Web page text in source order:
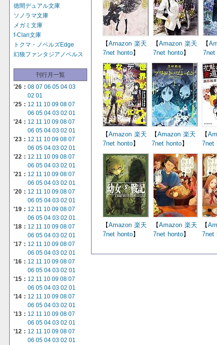
徳間デュアル文庫
ソノラマ文庫
メガミ文庫
f-Clan文庫
トクマ・ノベルズEdge
幻狼ファンタジアノベルス
刊行月一覧
'26： 08 07 06 05 04 03
02 01
'25： 12 11 10 09 08 07
06 05 04 03 02 01
'24： 12 11 10 09 08 07
06 05 04 03 02 01
'23： 12 11 10 09 08 07
06 05 04 03 02 01
'22： 12 11 10 09 08 07
06 05 04 03 02 01
'21： 12 11 10 09 08 07
06 05 04 03 02 01
'20： 12 11 10 09 08 07
06 05 04 03 02 01
'19： 12 11 10 09 08 07
06 05 04 03 02 01
'18： 12 11 10 09 08 07
06 05 04 03 02 01
'17： 12 11 10 09 08 07
06 05 04 03 02 01
'16： 12 11 10 09 08 07
06 05 04 03 02 01
'15： 12 11 10 09 08 07
06 05 04 03 02 01
'14： 12 11 10 09 08 07
06 05 04 03 02 01
'13： 12 11 10 09 08 07
06 05 04 03 02 01
'12： 12 11 10 09 08 07
06 05 04 03 02 01
【Amazon 楽天
7net honto】
【Amazon 楽天
7net honto】
【
7net
【Amazon 楽天
7net honto】
【Amazon 楽天
7net honto】
【
7net
【Amazon 楽天
7net honto】
【Amazon 楽天
7net honto】
【
7net